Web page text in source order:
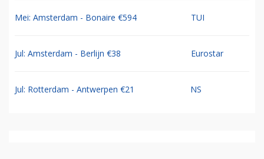
Mei: Amsterdam - Bonaire €594 TUI
Jul: Amsterdam - Berlijn €38 Eurostar
Jul: Rotterdam - Antwerpen €21 NS